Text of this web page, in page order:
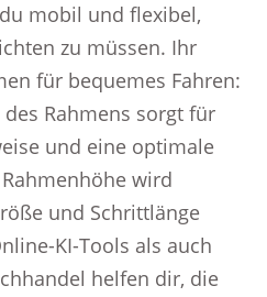
mobil und flexibel,
zu müssen. Ihr
für bequemes Fahren:
Rahmens sorgt für
und eine optimale
wird
und Schrittlänge
KI-Tools als auch
helfen dir, die